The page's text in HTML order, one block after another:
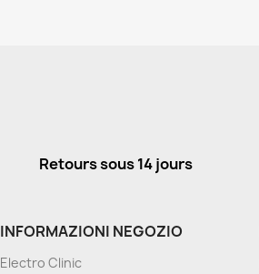
Retours sous 14 jours
INFORMAZIONI NEGOZIO
Electro Clinic